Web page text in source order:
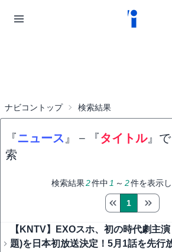
ナビコントップ 検索結果
『ニュース 』 − 『タイトル』
索
検索結果2件中 1 ～ 2件を表示し
1
【KNTV】EXOスホ、初の時代劇主
題)を日本初放送決定！5月1話を先行